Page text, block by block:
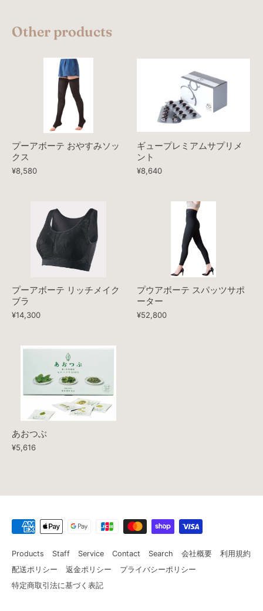
Other products
プーアボーテ おやすみソッ
クス
¥8,580
ギュープレミアムサプリメ
ント
¥8,640
プーアボーテ リッチメイク
ブラ
¥14,300
プウアボーテ スパッツサポ
ーター
¥52,800
あおつぶ
¥5,616
Products Staff Service Contact Search 会社概要
利用規約
配送ポリシー
返金ポリシー
プライバシーポリシー
特定商取引法に基づく表記